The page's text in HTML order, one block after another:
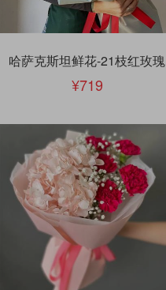
哈萨克斯坦鲜花-21枝红玫瑰
719